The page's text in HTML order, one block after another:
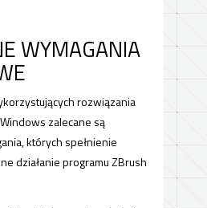
WYMAGANIA
rozwiązania
zalecane są
których spełnienie
działanie programu ZBrush